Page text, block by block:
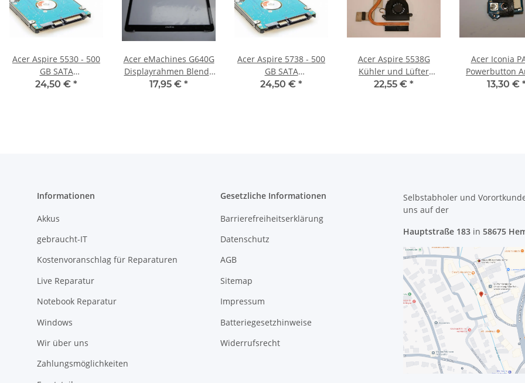
Acer Aspire 5530 - 500
GB SATA
HDD/Festplatte
24,50 € *
Acer eMachines G640G
Displayrahmen Blende
DAZ604HV050011
17,95 € *
Acer Aspire 5738 - 500
GB SATA
HDD/Festplatte
24,50 € *
Acer Aspire 5538G
Kühler und Lüfter
AT09F0010B0 #2988_2
22,55 € *
Acer Iconia
Powerbutton
mit Halterung
13,30 €
Informationen
Akkus
gebraucht-IT
Kostenvoranschlag für Reparaturen
Live Reparatur
Notebook Reparatur
Windows
Wir über uns
Zahlungsmöglichkeiten
Gesetzliche Informationen
Barrierefreiheitserklärung
Datenschutz
AGB
Sitemap
Impressum
Batteriegesetzhinweise
Widerrufsrecht
Selbstabholer und
uns auf der
Hauptstraße 183 in 58675